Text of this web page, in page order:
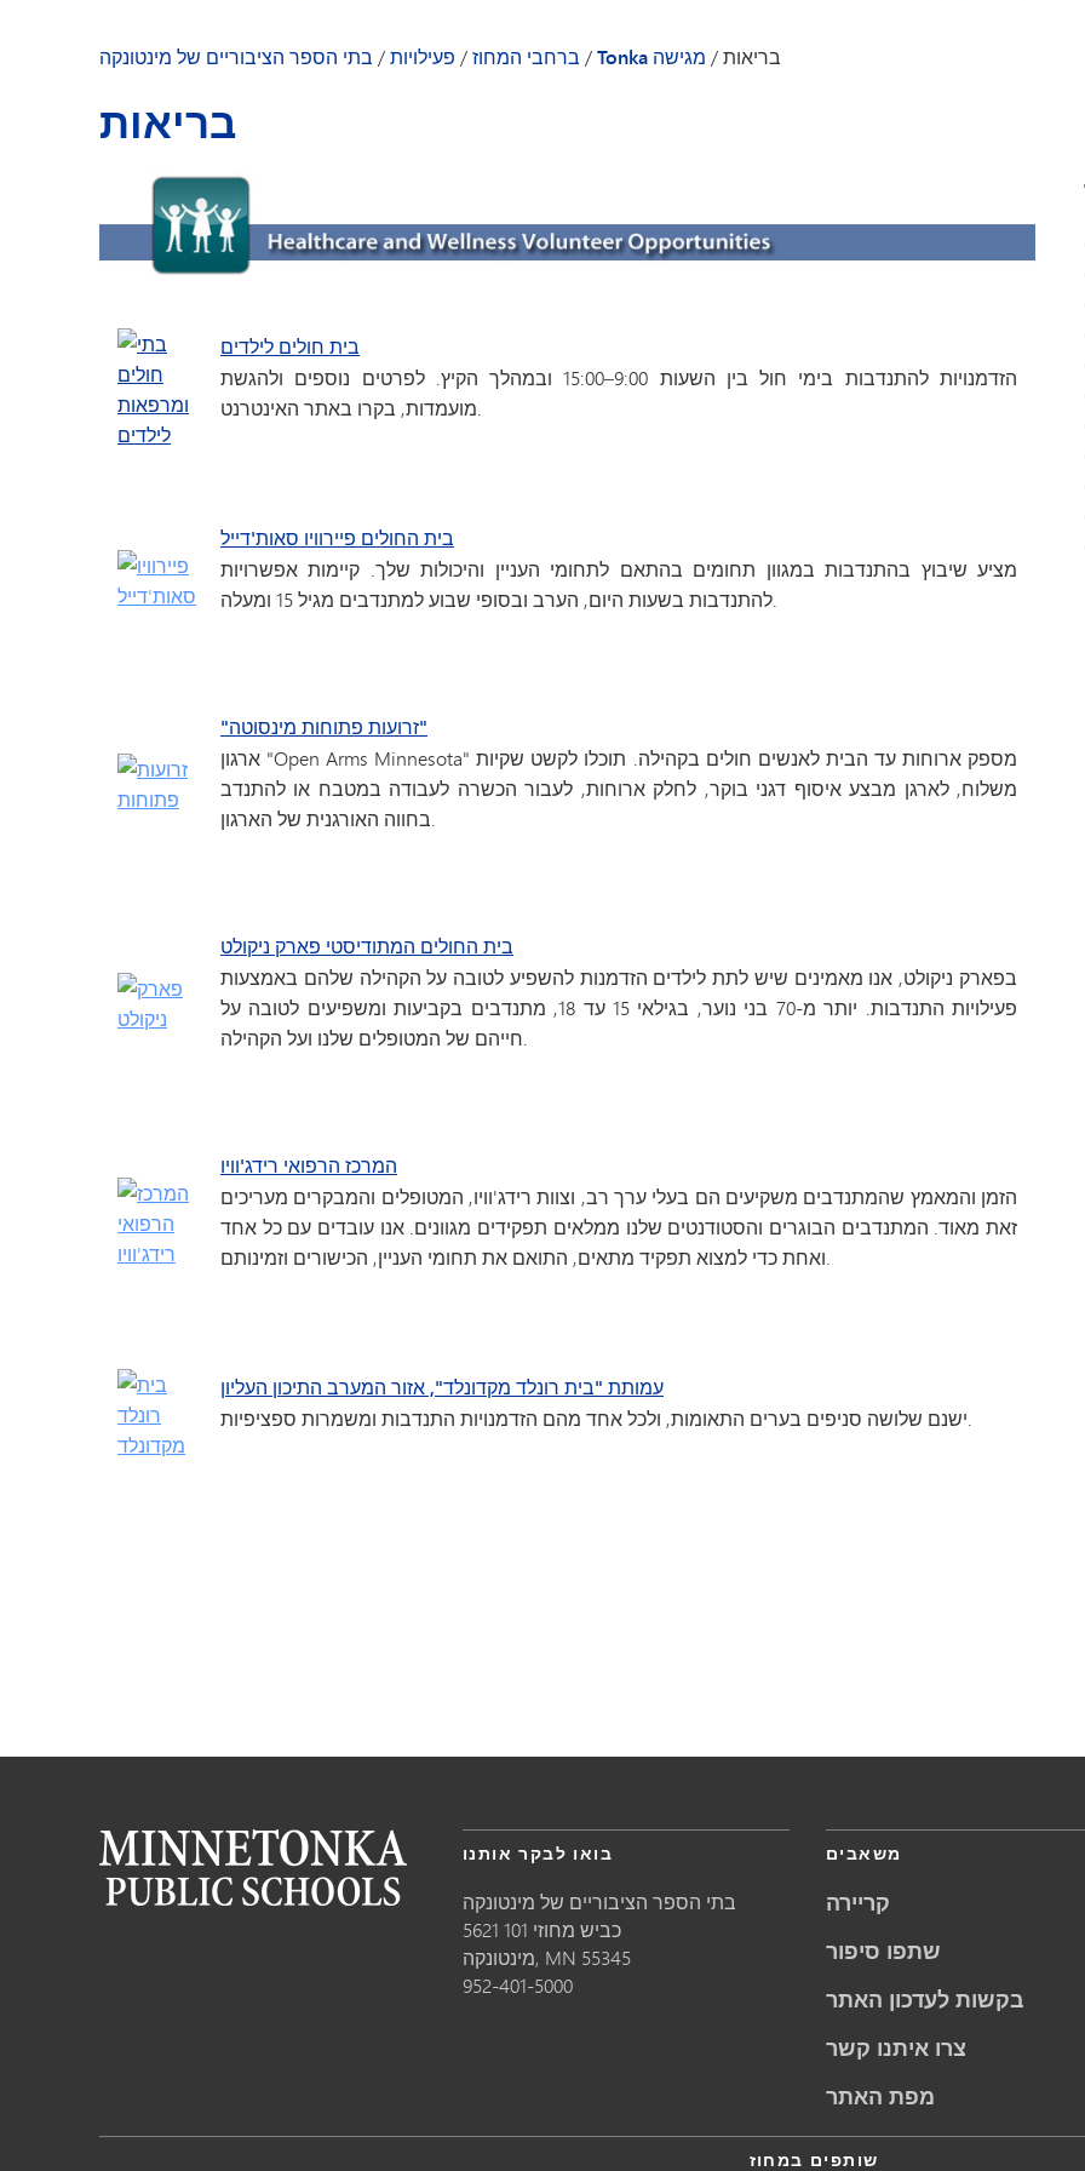
בתי הספר הציבוריים של מינטונקה /פעילויות /ברחבי המחוז / Tonka מגישה /בריאות
בריאות
בית חולים לילדים
הזדמנויות להתנדבות בימי חול בין השעות 9:00–15:00 ובמהלך הקיץ. לפרטים נוספים ולהגשת
מועמדות, בקרו באתר האינטרנט.
בית החולים פיירוויו סאות'דייל
מציע שיבוץ בהתנדבות במגוון תחומים בהתאם לתחומי העניין והיכולות שלך. קיימות אפשרויות
להתנדבות בשעות היום, הערב ובסופי שבוע למתנדבים מגיל 15 ומעלה.
"זרועות פתוחות מינסוטה"
ארגון "Open Arms Minnesota" מספק ארוחות עד הבית לאנשים חולים בקהילה. תוכלו לקשט שקיות
משלוח, לארגן מבצע איסוף דגני בוקר, לחלק ארוחות, לעבור הכשרה לעבודה במטבח או להתנדב
בחווה האורגנית של הארגון.
בית החולים המתודיסטי פארק ניקולט
בפארק ניקולט, אנו מאמינים שיש לתת לילדים הזדמנות להשפיע לטובה על הקהילה שלהם באמצעות
פעילויות התנדבות. יותר מ-70 בני נוער, בגילאי 15 עד 18, מתנדבים בקביעות ומשפיעים לטובה על
חייהם של המטופלים שלנו ועל הקהילה.
המרכז הרפואי רידג'וויו
הזמן והמאמץ שהמתנדבים משקיעים הם בעלי ערך רב, וצוות רידג'וויו, המטופלים והמבקרים מעריכים
זאת מאוד. המתנדבים הבוגרים והסטודנטים שלנו ממלאים תפקידים מגוונים. אנו עובדים עם כל אחד
ואחת כדי למצוא תפקיד מתאים, התואם את תחומי העניין, הכישורים וזמינותם.
עמותת "בית רונלד מקדונלד", אזור המערב התיכון העליון
ישנם שלושה סניפים בערים התאומות, ולכל אחד מהם הזדמנויות התנדבות ומשמרות ספציפיות.
בואו לבקר אותנו
בתי הספר הציבוריים של מינטונקה
5621 כביש מחוזי 101
מינטונקה, MN 55345
952-401-5000
משאבים
קריירה
שתפו סיפור
בקשות לעדכון האתר
צרו איתנו קשר
מפת האתר
שותפים במחוז